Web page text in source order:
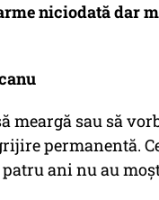
niciodată dar
meargă sau să
permanentă.
ani nu au